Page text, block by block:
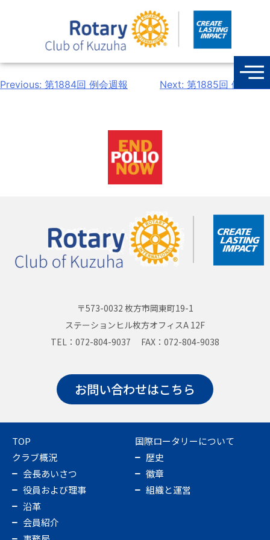
Previous: 第1884回 例会週報 Next: 第1885回 例会週報
〒573-0032 枚方市岡東町19-1
ステーションヒル枚方オフィスA 12F
TEL：072-804-9037 FAX：072-804-9038
お問い合わせはこちら
TOP
クラブ概況
会長あいさつ
役員および理事
沿革
会員紹介
国際ロータリーについて
歴史
徽章
組織と運営